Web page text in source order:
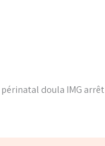
doula IMG